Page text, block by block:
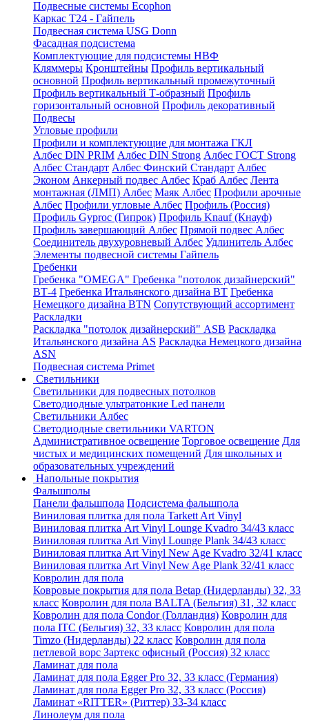
Подвесные системы Ecophon
Каркас Т24 - Гайпель
Подвесная система USG Donn
Фасадная подсистема
Комплектующие для подсистемы НВФ
Кляммеры Кронштейны Профиль вертикальный
основной Профиль вертикальный промежуточный
Профиль вертикальный Т-образный Профиль
горизонтальный основной Профиль декоративный
Подвесы
Угловые профили
Профили и комплектующие для монтажа ГКЛ
Албес DIN PRIM Албес DIN Strong Албес ГОСТ Strong
Албес Стандарт Албес Финский Стандарт Албес
Эконом Анкерный подвес Албес Краб Албес Лента
монтажная (ЛМП) Албес Маяк Албес Профили арочные
Албес Профили угловые Албес Профиль (Россия)
Профиль Gyproc (Гипрок) Профиль Knauf (Кнауф)
Профиль завершающий Албес Прямой подвес Албес
Соединитель двухуровневый Албес Удлинитель Албес
Элементы подвесной системы Гайпель
Гребенки
Гребенка "OMEGA" Гребенка "потолок дизайнерский"
ВТ-4 Гребенка Итальянского дизайна BT Гребенка
Немецкого дизайна ВТN Сопутствующий ассортимент
Раскладки
Раскладка "потолок дизайнерский" ASB Раскладка
Итальянского дизайна AS Раскладка Немецкого дизайна
АSN
Подвесная система Primet
Светильники
Светильники для подвесных потолков
Светодиодные ультратонкие Led панели
Светильники Албес
Светодиодные светильники VARTON
Административное освещение Торговое освещение Для
чистых и медицинских помещений Для школьных и
образовательных учреждений
Напольные покрытия
Фальшполы
Панели фальшпола Подсистема фальшпола
Виниловая плитка для пола Tarkett Art Vinyl
Виниловая плитка Art Vinyl Lounge Kvadro 34/43 класс
Виниловая плитка Art Vinyl Lounge Plank 34/43 класс
Виниловая плитка Art Vinyl New Age Kvadro 32/41 класс
Виниловая плитка Art Vinyl New Age Plank 32/41 класс
Ковролин для пола
Ковровые покрытия для пола Betap (Нидерланды) 32, 33
класс Ковролин для пола BALTA (Бельгия) 31, 32 класс
Ковролин для пола Condor (Голландия) Ковролин для
пола ITC (Бельгия) 32, 33 класс Ковролин для пола
Timzo (Нидерланды) 22 класс Ковролин для пола
петлевой ворс Зартекс офисный (Россия) 32 класс
Ламинат для пола
Ламинат для пола Egger Pro 32, 33 класс (Германия)
Ламинат для пола Egger Pro 32, 33 класс (Россия)
Ламинат «RITTER» (Риттер) 33-34 класс
Линолеум для пола